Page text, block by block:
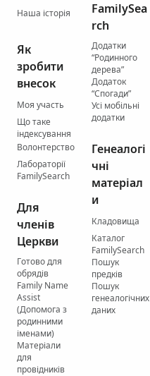
Наша історія
Як
зробити
внесок
Моя участь
Що таке
індексування
Волонтерство
Лабораторії
FamilySearch
Для
членів
Церкви
Готово для
обрядів
Family Name
Assist
(Допомога з
родинними
іменами)
Матеріали
для
провідників
FamilySea
rch
Додатки
“Родинного
дерева”
Додаток
“Спогади”
Усі мобільні
додатки
Генеалогі
чні
матеріал
и
Кладовища
Каталог
FamilySearch
Пошук
предків
Пошук
генеалогічних
даних